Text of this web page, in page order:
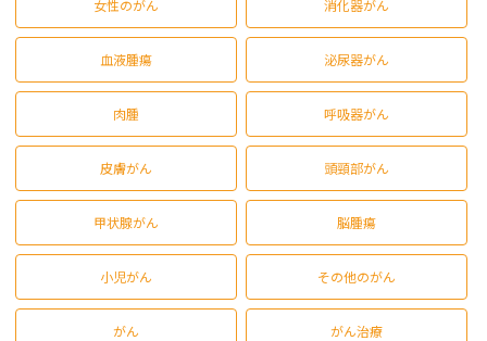
女性のがん 消化器がん
血液腫瘍 泌尿器がん
肉腫 呼吸器がん
皮膚がん 頭頸部がん
甲状腺がん 脳腫瘍
小児がん その他のがん
がん がん治療